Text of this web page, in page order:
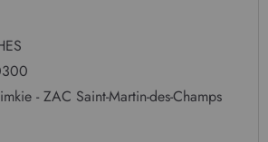
- ZAC Saint-Martin-des-Champs